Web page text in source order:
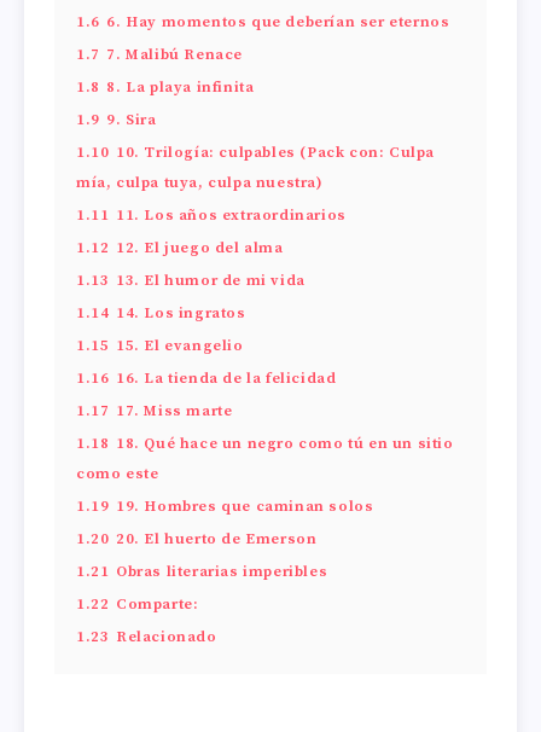
1.6 6. Hay momentos que deberían ser eternos
1.7 7. Malibú Renace
1.8 8. La playa infinita
1.9 9. Sira
1.10 10. Trilogía: culpables (Pack con: Culpa
mía, culpa tuya, culpa nuestra)
1.11 11. Los años extraordinarios
1.12 12. El juego del alma
1.13 13. El humor de mi vida
1.14 14. Los ingratos
1.15 15. El evangelio
1.16 16. La tienda de la felicidad
1.17 17. Miss marte
1.18 18. Qué hace un negro como tú en un sitio
como este
1.19 19. Hombres que caminan solos
1.20 20. El huerto de Emerson
1.21 Obras literarias imperibles
1.22 Comparte:
1.23 Relacionado